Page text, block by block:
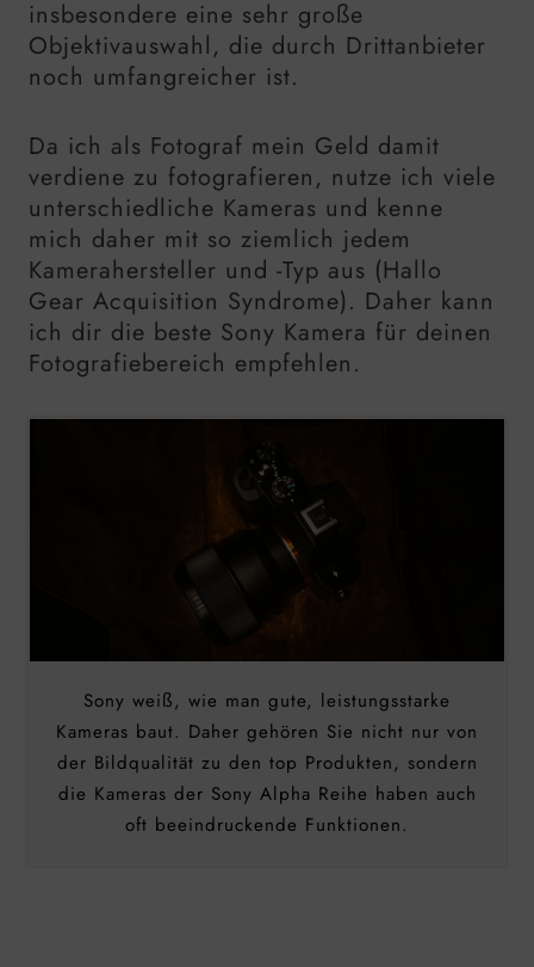
insbesondere eine sehr große
Objektivauswahl, die durch Drittanbieter
noch umfangreicher ist.
Da ich als Fotograf mein Geld damit
verdiene zu fotografieren, nutze ich viele
unterschiedliche Kameras und kenne
mich daher mit so ziemlich jedem
Kamerahersteller und -Typ aus (Hallo
Gear Acquisition Syndrome). Daher kann
ich dir die beste Sony Kamera für deinen
Fotografiebereich empfehlen.
Sony weiß, wie man gute, leistungsstarke
Kameras baut. Daher gehören Sie nicht nur von
der Bildqualität zu den top Produkten, sondern
die Kameras der Sony Alpha Reihe haben auch
oft beeindruckende Funktionen.